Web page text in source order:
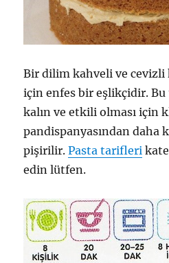
Bir dilim kahveli ve cevizli
için enfes bir eşlikçidir.
kalın ve etkili olması için
pandispanyasından daha
pişirilir.Pasta tarifleri
edin lütfen.